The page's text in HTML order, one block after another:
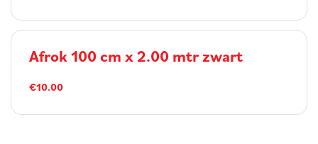
Afrok 100 cm x 2.00 mtr zwart
€10.00